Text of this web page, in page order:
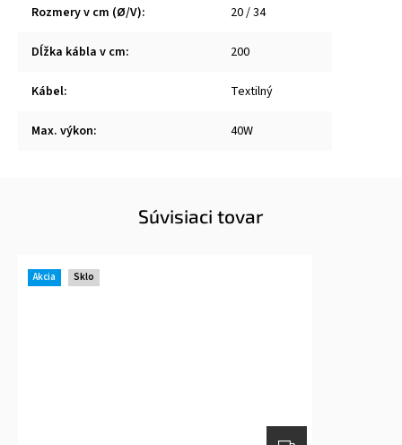
Rozmery v cm (Ø/V): 20 / 34
Dĺžka kábla v cm: 200
Kábel: Textilný
Max. výkon: 40W
Súvisiaci tovar
Akcia Sklo